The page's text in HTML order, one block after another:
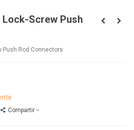
Lock-Screw Push
Push Rod Connectors
Compartir